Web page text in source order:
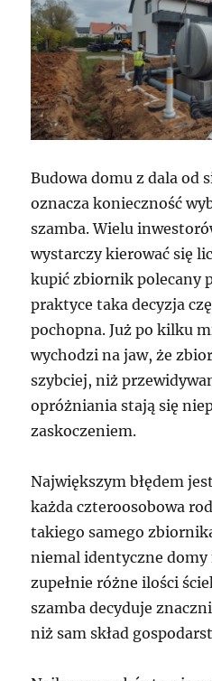
Budowa domu z dala od
oznacza konieczność
szamba. Wielu
wystarczy kierować się
kupić zbiornik polecany
praktyce taka decyzja
pochopna. Już po kilku
wychodzi na jaw, że
szybciej, niż
opróżniania stają się
zaskoczeniem.
Największym błędem
każda czteroosobowa
takiego samego
niemal identyczne domy
zupełnie różne ilości
szamba decyduje
niż sam skład